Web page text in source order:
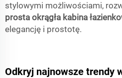
stylowymi możliwościami,
prosta okrągła kabina
elegancję i prostotę.
Odkryj najnowsze trendy